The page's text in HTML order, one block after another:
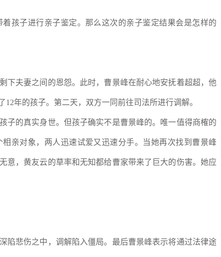
孩子进行亲子鉴定。那么这次的亲子鉴定结果会是怎样的
下夫妻之间的恩怨。此时，曹景峰在耐心地安抚着超超，他
年的孩子。第二天，双方一同前往司法所进行调解。
子的真实身世。但孩子确实不是曹景峰的。唯一值得商榷的
亲对象，两人迅速试爱又迅速分手。当她再次找到曹景峰
意，黄友云的草率和无知都给曹家带来了巨大的伤害。她应
陷悲伤之中，调解陷入僵局。最后曹景峰表示将通过法律途